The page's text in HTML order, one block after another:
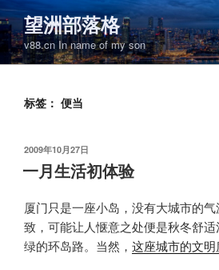
跳
至
内
容
望洲部落格
v88.cn In name of my son
标签： 便当
发
2009年10月27日
一月生活初体验
厦门只是一座小岛，没有大城市的
致，可能让人惬意之处便是秋冬舒
绿的环岛路。当然， 这座城市的文